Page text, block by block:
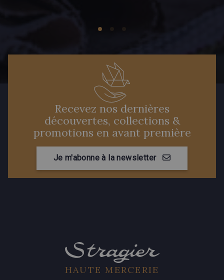
Recevez nos dernières
découvertes, collections &
promotions en avant première
Je m'abonne à la newsletter
HAUTE MERCERIE